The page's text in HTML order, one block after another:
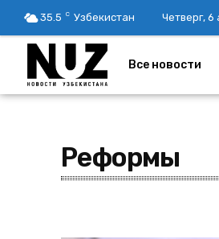
35.5 C Узбекистан Четверг, 6
Все новости
Реформы